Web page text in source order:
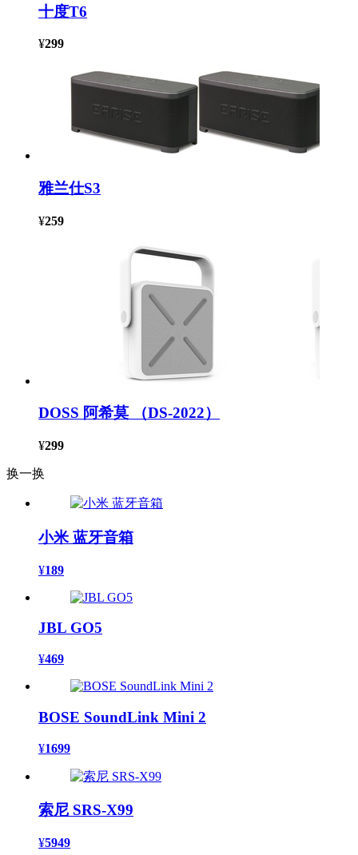
十度T6
¥299
雅兰仕S3
¥259
DOSS 阿希莫 （DS-2022）
¥299
换一换
小米 蓝牙音箱
¥189
JBL GO5
¥469
BOSE SoundLink Mini 2
¥1699
索尼 SRS-X99
¥5949